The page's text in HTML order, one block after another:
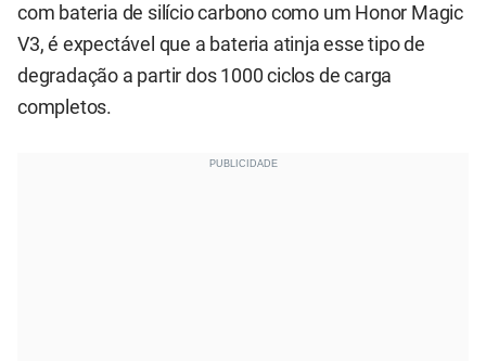
com bateria de silício carbono como um Honor Magic
V3, é expectável que a bateria atinja esse tipo de
degradação a partir dos 1000 ciclos de carga
completos.